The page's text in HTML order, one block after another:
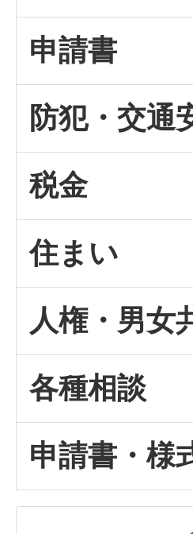
申請書
防犯・交通
税金
住まい
人権・男女
各種相談
申請書・様